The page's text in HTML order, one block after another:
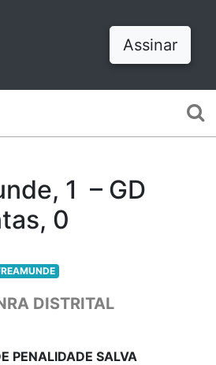
Assinar
1 – GD
0
DISTRITAL
PENALIDADE SALVA